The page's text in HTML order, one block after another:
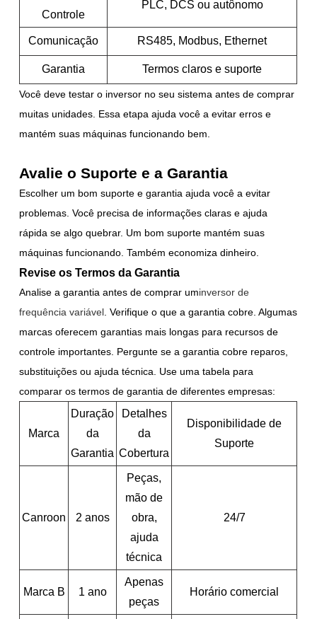
Controle
PLC, DCS ou autônomo
Comunicação RS485, Modbus, Ethernet
Garantia Termos claros e suporte
Você deve testar o inversor no seu sistema antes de comprar
muitas unidades. Essa etapa ajuda você a evitar erros e
mantém suas máquinas funcionando bem.
Avalie o Suporte e a Garantia
Escolher um bom suporte e garantia ajuda você a evitar
problemas. Você precisa de informações claras e ajuda
rápida se algo quebrar. Um bom suporte mantém suas
máquinas funcionando. Também economiza dinheiro.
Revise os Termos da Garantia
Analise a garantia antes de comprar uminversor de
frequência variável . Verifique o que a garantia cobre. Algumas
marcas oferecem garantias mais longas para recursos de
controle importantes. Pergunte se a garantia cobre reparos,
substituições ou ajuda técnica. Use uma tabela para
comparar os termos de garantia de diferentes empresas:
Marca
Duração
da
Garantia
Detalhes
da
Cobertura
Disponibilidade de
Suporte
Canroon 2 anos
Peças,
mão de
obra,
ajuda
técnica
24/7
Marca B 1 ano
Apenas
peças
Horário comercial